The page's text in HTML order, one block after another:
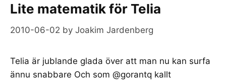
Lite matematik för Telia
2010-06-02 by Joakim Jardenberg
Telia är jublande glada över att man nu kan surfa
ännu snabbare Och som @gorantq kallt